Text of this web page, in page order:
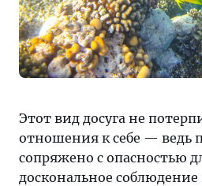
Этот вид досуга не
отношения к себе — ведь
сопряжено с опасностью
доскональное